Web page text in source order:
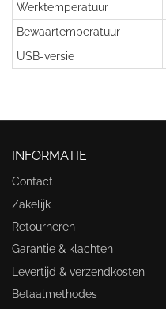
Werktemperatuur
Bewaartemperatuur
USB-versie
INFORMATIE
Contact
Zakelijk
Retourneren
Garantie & klachten
Levertijd & verzendkosten
Betaalmethodes